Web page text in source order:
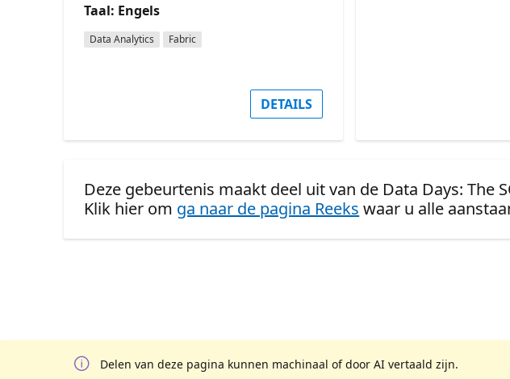
Taal: Engels
Data Analytics Fabric
DETAILS
Deze gebeurtenis maakt deel uit van de Data Days: The
Klik hier om ga naar de pagina Reeks waar u alle
Delen van deze pagina kunnen machinaal of door AI vertaald zijn.